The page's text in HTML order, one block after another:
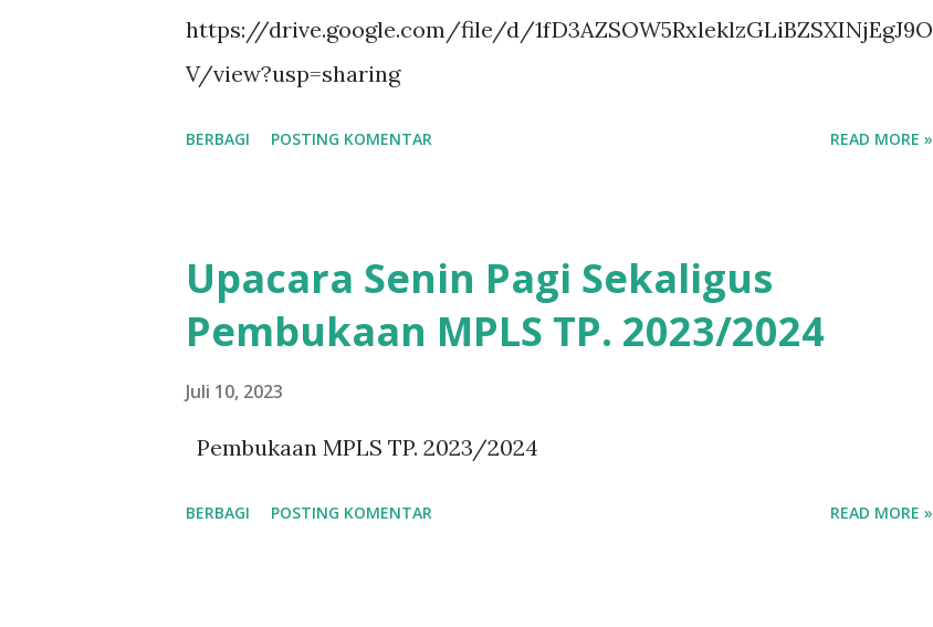
https://drive.google.com/file/d/1fD3AZSOW5RxleklzGLiBZSXINjEgJ9O
V/view?usp=sharing
BERBAGI POSTING KOMENTAR READ MORE »
Upacara Senin Pagi Sekaligus
Pembukaan MPLS TP. 2023/2024
Juli 10, 2023
Pembukaan MPLS TP. 2023/2024
BERBAGI POSTING KOMENTAR READ MORE »